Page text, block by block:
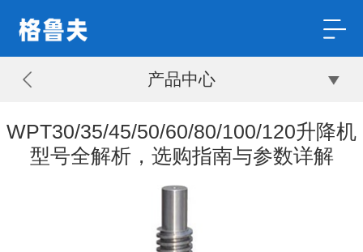
产品中心
WPT30/35/45/50/60/80/100/120升降机
型号全解析，选购指南与参数详解